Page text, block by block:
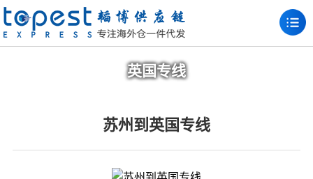
英国专线
苏州到英国专线